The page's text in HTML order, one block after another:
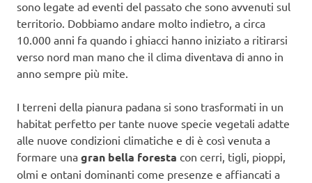
sono legate ad eventi del passato che sono avvenuti sul
territorio. Dobbiamo andare molto indietro, a circa
10.000 anni fa quando i ghiacci hanno iniziato a ritirarsi
verso nord man mano che il clima diventava di anno in
anno sempre più mite.
I terreni della pianura padana si sono trasformati in un
habitat perfetto per tante nuove specie vegetali adatte
alle nuove condizioni climatiche e di è così venuta a
formare una gran bella foresta con cerri, tigli, pioppi,
olmi e ontani dominanti come presenze e affiancati a